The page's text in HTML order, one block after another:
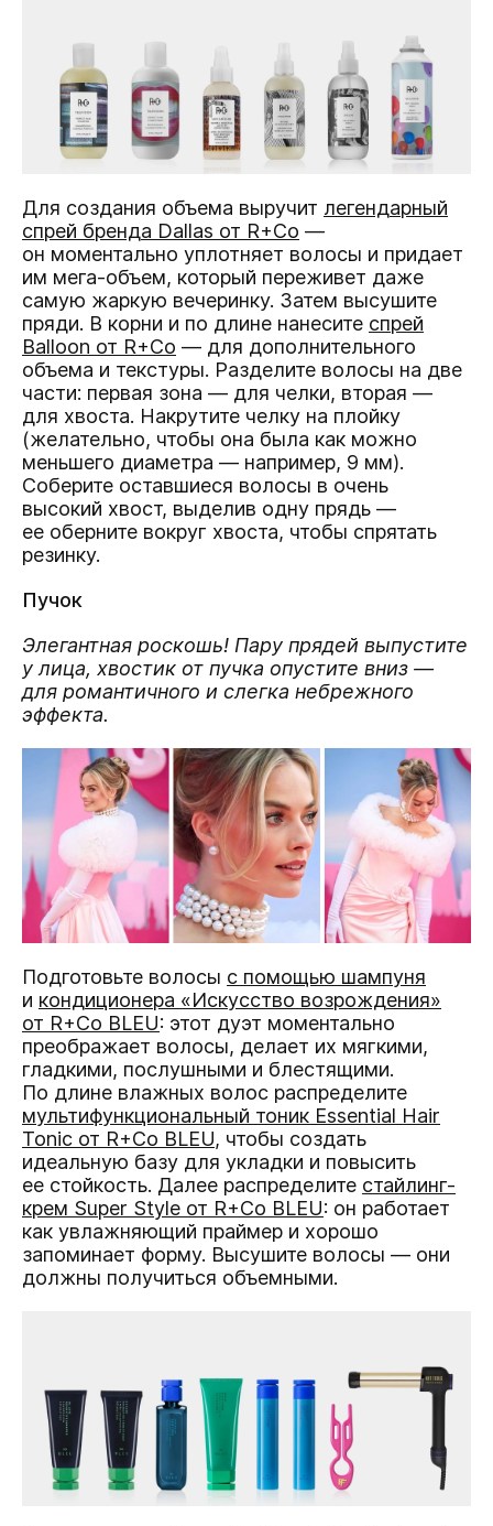
Для создания объема выручит легендарный
спрей бренда Dallas от R+Co —
он моментально уплотняет волосы и придает
им мега-объем, который переживет даже
самую жаркую вечеринку. Затем высушите
пряди. В корни и по длине нанесите спрей
Balloon от R+Co — для дополнительного
объема и текстуры. Разделите волосы на две
части: первая зона — для челки, вторая —
для хвоста. Накрутите челку на плойку
(желательно, чтобы она была как можно
меньшего диаметра — например, 9 мм).
Соберите оставшиеся волосы в очень
высокий хвост, выделив одну прядь —
ее оберните вокруг хвоста, чтобы спрятать
резинку.
Пучок
Элегантная роскошь! Пару прядей выпустите
у лица, хвостик от пучка опустите вниз —
для романтичного и слегка небрежного
эффекта.
Подготовьте волосы с помощью шампуня
и кондиционера «Искусство возрождения»
от R+Co BLEU: этот дуэт моментально
преображает волосы, делает их мягкими,
гладкими, послушными и блестящими.
По длине влажных волос распределите
мультифункциональный тоник Essential Hair
Tonic от R+Co BLEU, чтобы создать
идеальную базу для укладки и повысить
ее стойкость. Далее распределите стайлинг-
крем Super Style от R+Co BLEU: он работает
как увлажняющий праймер и хорошо
запоминает форму. Высушите волосы — они
должны получиться объемными.